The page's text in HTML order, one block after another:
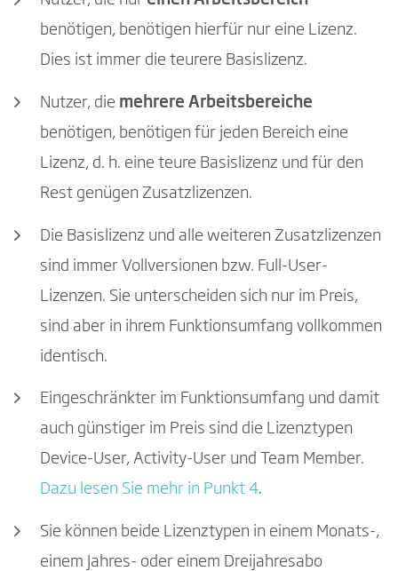
benötigen, benötigen hierfür nur eine Lizenz.
Dies ist immer die teurere Basislizenz.
Nutzer, die mehrere Arbeitsbereiche
benötigen, benötigen für jeden Bereich eine
Lizenz, d. h. eine teure Basislizenz und für den
Rest genügen Zusatzlizenzen.
Die Basislizenz und alle weiteren Zusatzlizenzen
sind immer Vollversionen bzw. Full-User-
Lizenzen. Sie unterscheiden sich nur im Preis,
sind aber in ihrem Funktionsumfang vollkommen
identisch.
Eingeschränkter im Funktionsumfang und damit
auch günstiger im Preis sind die Lizenztypen
Device-User, Activity-User und Team Member.
Dazu lesen Sie mehr in Punkt 4.
Sie können beide Lizenztypen in einem Monats-,
einem Jahres- oder einem Dreijahresabo